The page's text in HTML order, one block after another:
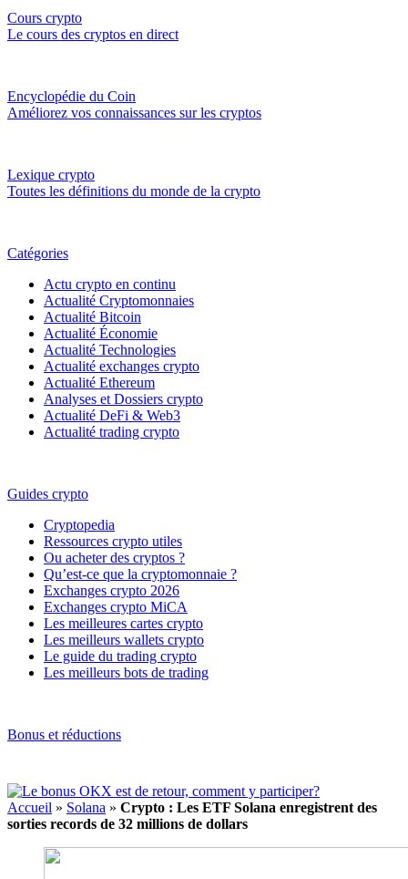
Cours crypto
Le cours des cryptos en direct
Encyclopédie du Coin
Améliorez vos connaissances sur les cryptos
Lexique crypto
Toutes les définitions du monde de la crypto
Catégories
Actu crypto en continu
Actualité Cryptomonnaies
Actualité Bitcoin
Actualité Économie
Actualité Technologies
Actualité exchanges crypto
Actualité Ethereum
Analyses et Dossiers crypto
Actualité DeFi & Web3
Actualité trading crypto
Guides crypto
Cryptopedia
Ressources crypto utiles
Ou acheter des cryptos ?
Qu’est-ce que la cryptomonnaie ?
Exchanges crypto 2026
Exchanges crypto MiCA
Les meilleures cartes crypto
Les meilleurs wallets crypto
Le guide du trading crypto
Les meilleurs bots de trading
Bonus et réductions
Accueil » Solana » Crypto : Les ETF Solana enregistrent des
sorties records de 32 millions de dollars